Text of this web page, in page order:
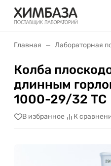
Главная Лабораторная
Колба
длинным
1000-29/32 ТС
В избранное К